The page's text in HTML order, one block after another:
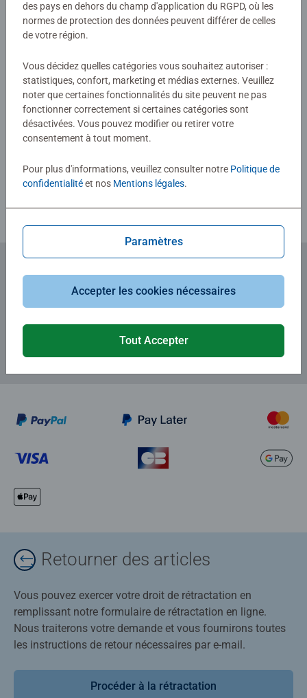
Aucune évaluation n'a encore été
soumise
0/0
Rédiger une évaluation
Consignes d'évaluation
Abonnez-vous à notre newsletter
et recevez un bon d'achat de 5€.
Retourner des articles
Vous pouvez exercer votre droit de rétractation en
remplissant notre formulaire de rétractation en ligne.
Nous traiterons votre demande et vous fournirons toutes
les instructions de retour nécessaires par e-mail.
Procéder à la rétractation
des pays en dehors du champ d'application du RGPD, où les
normes de protection des données peuvent différer de celles
de votre région.
Vous décidez quelles catégories vous souhaitez autoriser :
statistiques, confort, marketing et médias externes. Veuillez
noter que certaines fonctionnalités du site peuvent ne pas
fonctionner correctement si certaines catégories sont
désactivées. Vous pouvez modifier ou retirer votre
consentement à tout moment.
Pour plus d'informations, veuillez consulter notre Politique de
confidentialitéet nos Mentions légales.
Paramètres
Accepter les cookies nécessaires
Tout Accepter